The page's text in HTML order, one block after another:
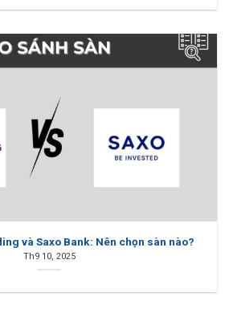
và Saxo Bank: Nên chọn sàn nào?
Th9 10, 2025